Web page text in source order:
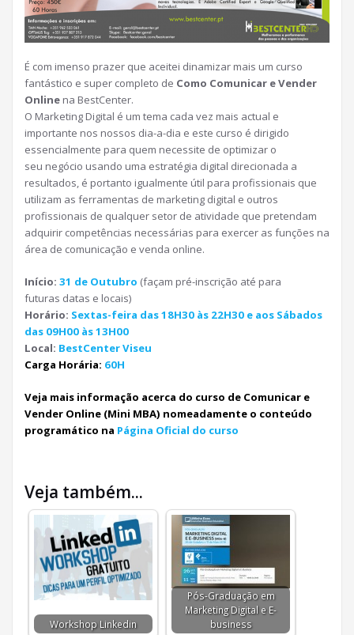
É com imenso prazer que aceitei dinamizar mais um curso
fantástico e super completo de Como Comunicar e Vender
Online na BestCenter.
O Marketing Digital é um tema cada vez mais actual e
importante nos nossos dia-a-dia e este curso é dirigido
essencialmente para quem necessite de optimizar o
seu negócio usando uma estratégia digital direcionada a
resultados, é portanto igualmente útil para profissionais que
utilizam as ferramentas de marketing digital e outros
profissionais de qualquer setor de atividade que pretendam
adquirir competências necessárias para exercer as funções na
área de comunicação e venda online.
Início: 31 de Outubro (façam pré-inscrição até para
futuras datas e locais)
Horário: Sextas-feira das 18H30 às 22H30 e aos Sábados
das 09H00 às 13H00
Local: BestCenterViseu
Carga Horária: 60H
Veja mais informação acerca do curso de Comunicar e
Vender Online (Mini MBA) nomeadamente o conteúdo
programático na Página Oficial do curso
Veja também...
Workshop Linkedin
Pós-Graduação em
Marketing Digital e E-
business